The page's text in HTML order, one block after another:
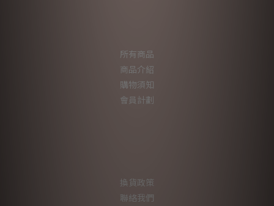
所有商品
商品介紹
購物須知
會員計劃
換貨政策
聯絡我們